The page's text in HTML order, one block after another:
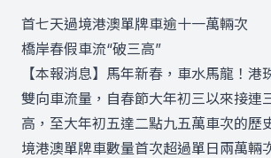
首七天過境港澳單牌車逾十一萬輛次
橋岸春假車流“破三高”
【本報消息】馬年新春，車水馬龍！港
雙向車流量，自春節大年初三以來接連
高，至大年初五達二點九五萬車次的歷
境港澳單牌車數量首次超過單日兩萬輛